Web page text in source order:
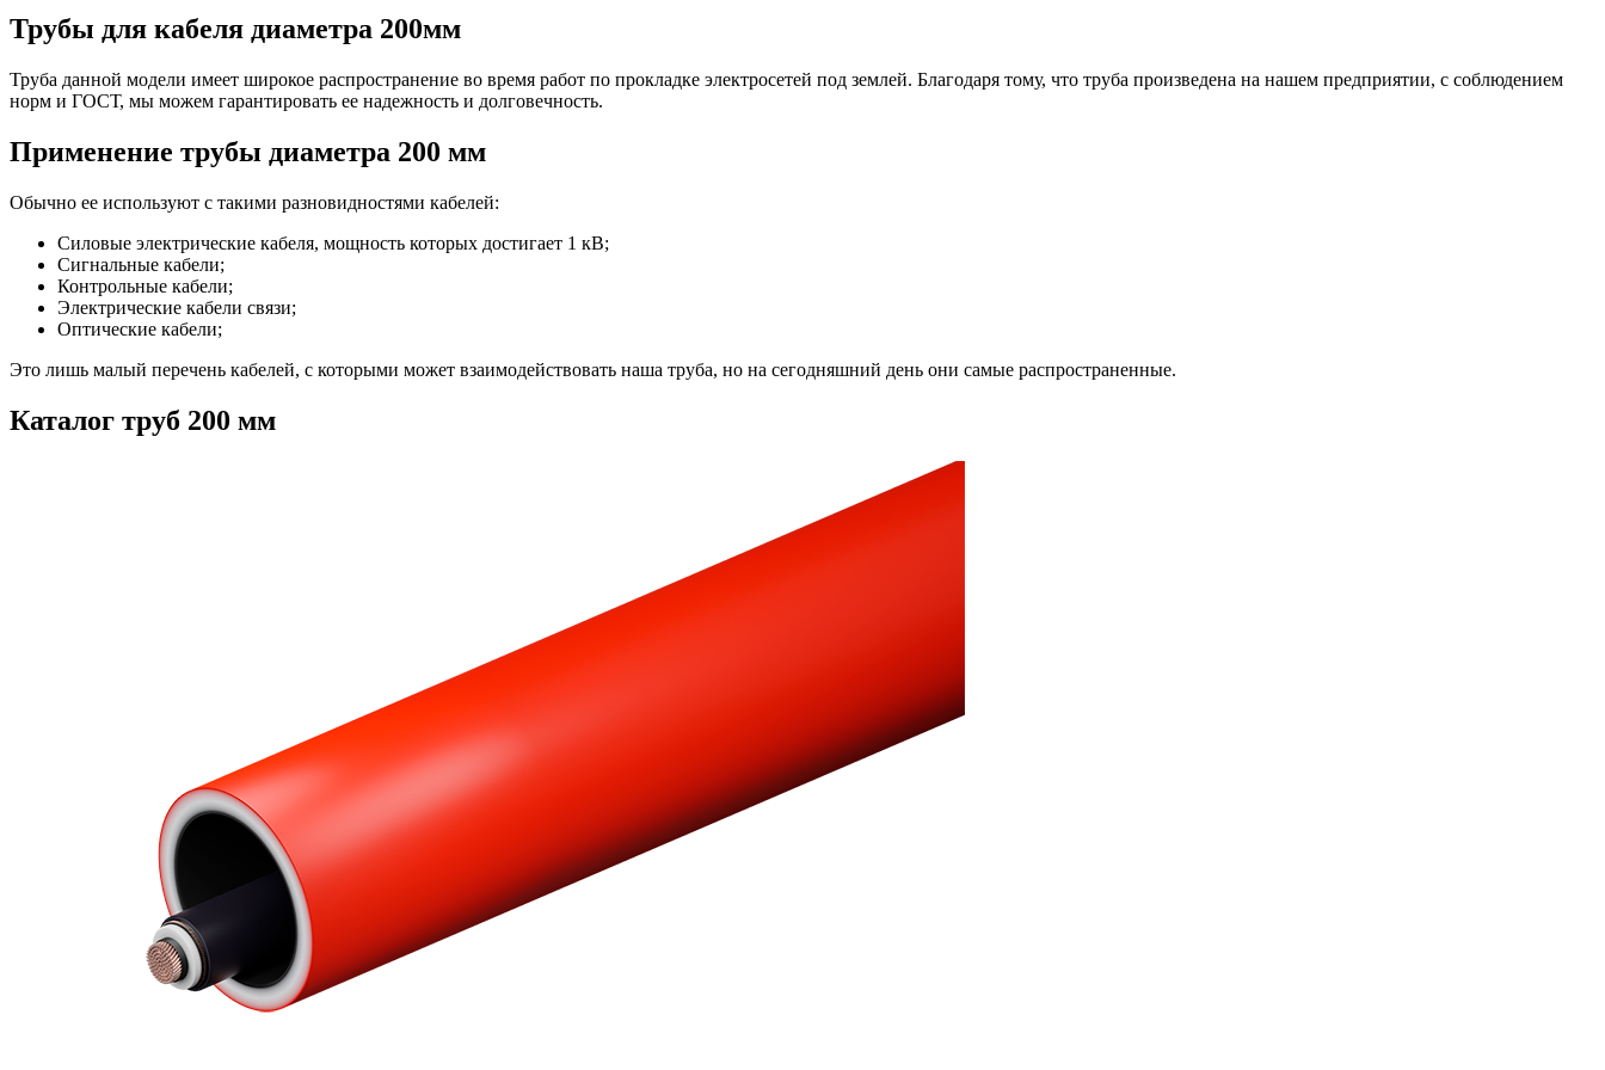
Трубы для кабеля диаметра 200мм
Труба данной модели имеет широкое распространение во время работ по прокладке электросетей под землей. Благодаря тому, что труба произведена на нашем предприятии, с соблюдением
норм и ГОСТ, мы можем гарантировать ее надежность и долговечность.
Применение трубы диаметра 200 мм
Обычно ее используют с такими разновидностями кабелей:
Силовые электрические кабеля, мощность которых достигает 1 кВ;
Сигнальные кабели;
Контрольные кабели;
Электрические кабели связи;
Оптические кабели;
Это лишь малый перечень кабелей, с которыми может взаимодействовать наша труба, но на сегодняшний день они самые распространенные.
Каталог труб 200 мм